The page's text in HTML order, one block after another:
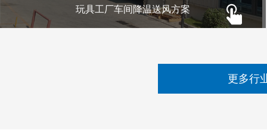
玩具工厂车间降温送风方案
更多行